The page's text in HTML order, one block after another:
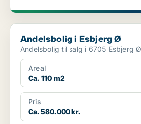
Andelsbolig i Esbjerg Ø
Andelsbolig i Esbjerg Ø
Andelsbolig til salg i 6705 Esbjerg Ø
Areal
Ca. 110 m2
Pris
Ca. 580.000 kr.